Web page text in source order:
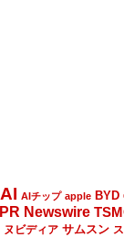
AI AIチップ apple BYD
PR Newswire
ヌビディア サムスン